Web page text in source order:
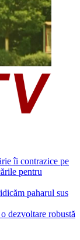
îi contrazice pe
pentru
paharul sus
dezvoltare robustă